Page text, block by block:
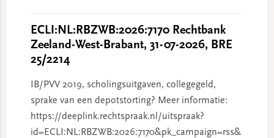
ECLI:NL:RBZWB:2026:7170 Rechtbank
Zeeland-West-Brabant, 31-07-2026, BRE
25/2214
IB/PVV 2019, scholingsuitgaven, collegegeld,
sprake van een depotstorting? Meer informatie:
https://deeplink.rechtspraak.nl/uitspraak?
id=ECLI:NL:RBZWB:2026:7170&pk_campaign=rss&